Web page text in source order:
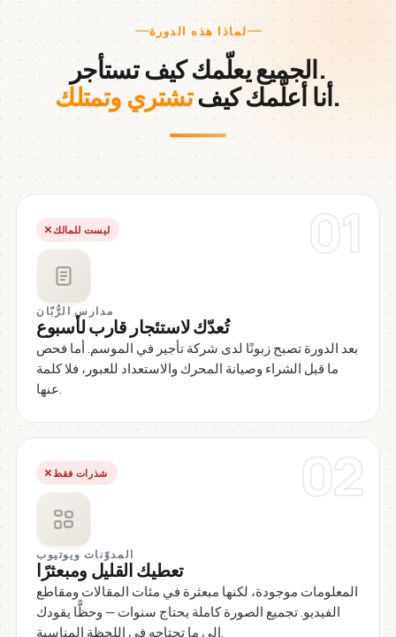
لماذا هذه الدورة
الجميع يعلّمك كيف تستأجر.
أنا أعلّمك كيفتشتري وتمتلك .
01 ليست للمالك
مدارس الرُّبّان
تُعدّك لاستئجار قارب لأسبوع
بعد الدورة تصبح زبونًا لدى شركة تأجير في الموسم. أما فحص
ما قبل الشراء وصيانة المحرك والاستعداد للعبور، فلا كلمة
02 شذرات فقط
المدوّنات ويوتيوب
تعطيك القليل ومبعثرًا
المعلومات موجودة، لكنها مبعثرة في مئات المقالات ومقاطع
الفيديو. تجميع الصورة كاملة يحتاج سنوات — وحظًّا يقودك